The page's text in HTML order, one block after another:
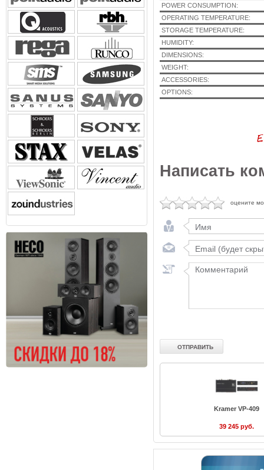
POWER CONSUMPTION:
OPERATING TEMPERATURE:
STORAGE TEMPERATURE:
HUMIDITY:
DIMENSIONS:
WEIGHT:
ACCESSORIES:
OPTIONS:
Написать
оцените
Kramer VP-409
39 245 руб.